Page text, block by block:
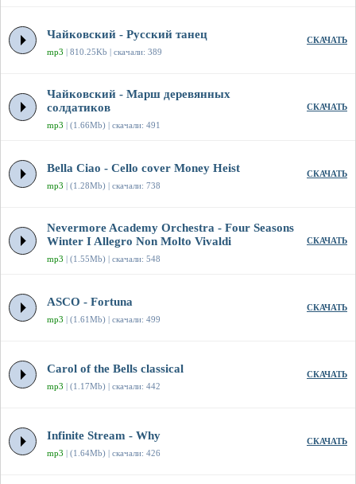
Чайковский - Русский танец
mp3 | 810.25Kb | скачали: 389
СКАЧАТЬ
Чайковский - Марш деревянных
солдатиков
mp3 | (1.66Mb) | скачали: 491
СКАЧАТЬ
Bella Ciao - Cello cover Money Heist
mp3 | (1.28Mb) | скачали: 738
СКАЧАТЬ
Nevermore Academy Orchestra - Four Seasons
Winter I Allegro Non Molto Vivaldi
mp3 | (1.55Mb) | скачали: 548
СКАЧАТЬ
ASCO - Fortuna
mp3 | (1.61Mb) | скачали: 499
СКАЧАТЬ
Carol of the Bells classical
mp3 | (1.17Mb) | скачали: 442
СКАЧАТЬ
Infinite Stream - Why
mp3 | (1.64Mb) | скачали: 426
СКАЧАТЬ